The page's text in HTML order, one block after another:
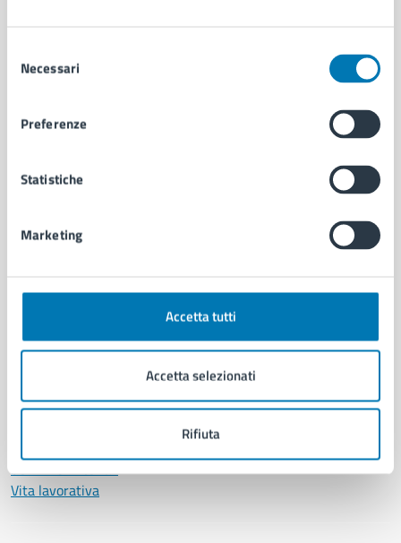
delNecessari
Preferenze
Statistiche
Marketing
Accetta tutti
Accetta selezionati
Rifiuta
Municipalità
Uffici
Politici
Intranet, posta aziendale e protocollo
CATEGORIE DI SERVIZIO
Anagrafe e stato civile
Cultura e tempo libero
Educazione e formazione
Giustizia e sicurezza pubblica
Servizi Cimiteriali
Vita lavorativa